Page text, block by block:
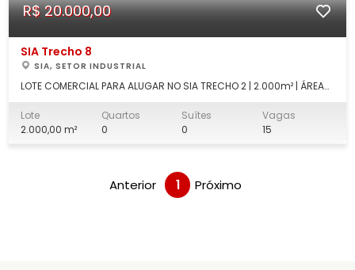
R$ 20.000,00
SIA Trecho 8
SIA, SETOR INDUSTRIAL
LOTE COMERCIAL PARA ALUGAR NO SIA TRECHO 2 | 2.000m² | ÁREA
Excelente oportunidade para empresas que buscam uma área
estratégica em uma das regiões empresariais mais
Lote
2.000,00 m²
Quartos
0
Suítes
0
Vagas
15
Anterior 1 Próximo